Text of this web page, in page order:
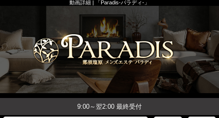
動画詳細 | 「Paradis-パラディ-」
9:00～翌2:00 最終受付